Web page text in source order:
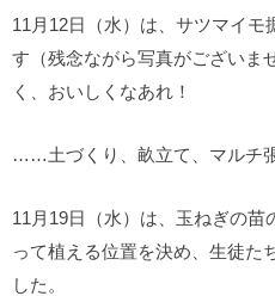
11月12日（水）は、サツマイ
す（残念ながら写真がございま
く、おいしくなあれ！
……土づくり、畝立て、マルチ
11月19日（水）は、玉ねぎの
って植える位置を決め、生徒た
した。